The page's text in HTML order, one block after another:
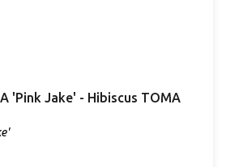
'Pink Jake' - Hibiscus TOMA